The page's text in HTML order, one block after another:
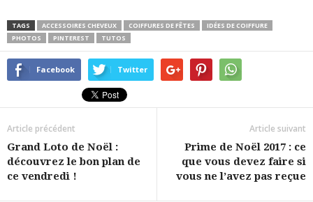
TAGS ACCESSOIRES CHEVEUX COIFFURES DE FÊTES
IDÉES DE COIFFURE
PHOTOS
PINTEREST TUTOS
Facebook Twitter
Article précédent
Grand Loto de Noël :
découvrez le bon plan de
ce vendredi !
Article suivant
Prime de Noël 2017 : ce
que vous devez faire si
vous ne l’avez pas reçue